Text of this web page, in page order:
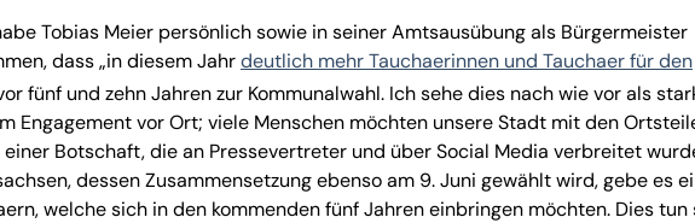
Tobias Meier persönlich sowie in seiner Amtsausübung als Bürgermeister
dass „in diesem Jahrdeutlich mehr Tauchaerinnen und Tauchaer für den
fünf und zehn Jahren zur Kommunalwahl. Ich sehe dies nach wie vor als
Engagement vor Ort; viele Menschen möchten unsere Stadt mit den
Botschaft, die an Pressevertreter und über Social Media verbreitet
dessen Zusammensetzung ebenso am 9. Juni gewählt wird, gebe es
welche sich in den kommenden fünf Jahren einbringen möchten. Dies tun